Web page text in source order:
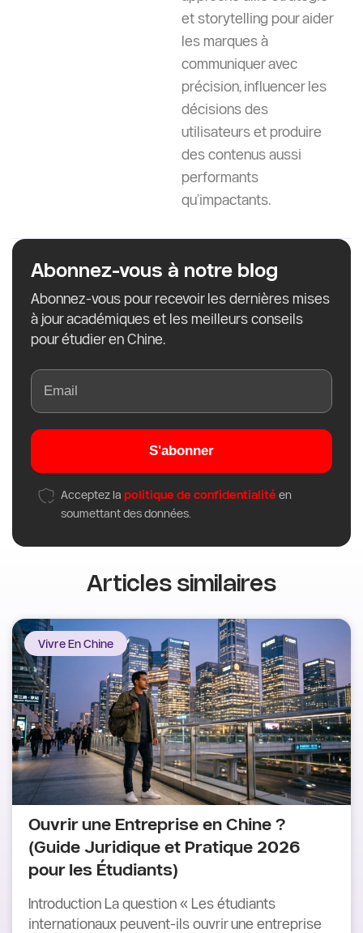
et storytelling pour aider
les marques à
communiquer avec
précision, influencer les
décisions des
utilisateurs et produire
des contenus aussi
performants
qu’impactants.
Abonnez-vous à notre blog
Abonnez-vous pour recevoir les dernières mises
à jour académiques et les meilleurs conseils
pour étudier en Chine.
S'abonner
Acceptez lapolitique de confidentialité en
soumettant des données.
Articles similaires
Vivre En Chine
Ouvrir une Entreprise en Chine ?
(Guide Juridique et Pratique 2026
pour les Étudiants)
Introduction La question « Les étudiants
internationaux peuvent-ils ouvrir une entreprise